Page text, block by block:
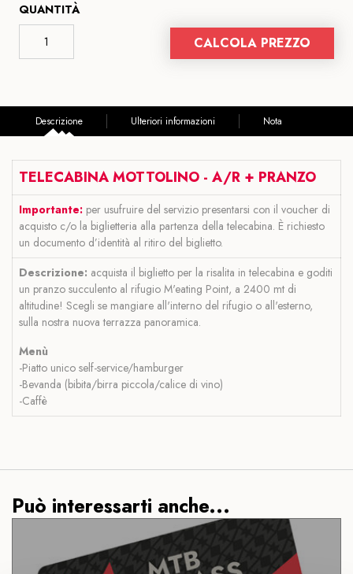
QUANTITÀ
CALCOLA PREZZO
Descrizione Ulteriori informazioni Nota
TELECABINA MOTTOLINO - A/R + PRANZO
Importante: per usufruire del servizio presentarsi con il voucher di
acquisto c/o la biglietteria alla partenza della telecabina. È richiesto
un documento d’identità al ritiro del biglietto.
Descrizione: acquista il biglietto per la risalita in telecabina e goditi
un pranzo succulento al rifugio M'eating Point, a 2400 mt di
altitudine! Scegli se mangiare all'interno del rifugio o all'esterno,
sulla nostra nuova terrazza panoramica.
Menù
-Piatto unico self-service/hamburger
-Bevanda (bibita/birra piccola/calice di vino)
-Caffè
Può interessarti anche...